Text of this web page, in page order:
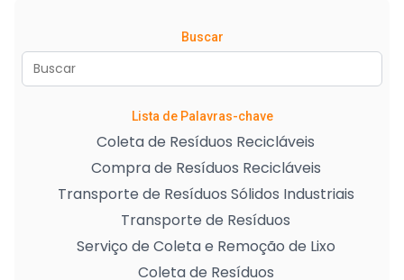
Buscar
Lista de Palavras-chave
Coleta de Resíduos Recicláveis
Compra de Resíduos Recicláveis
Transporte de Resíduos Sólidos Industriais
Transporte de Resíduos
Serviço de Coleta e Remoção de Lixo
Coleta de Resíduos